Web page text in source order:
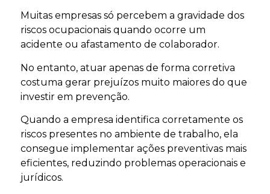
Muitas empresas só percebem a gravidade dos
riscos ocupacionais quando ocorre um
acidente ou afastamento de colaborador.
No entanto, atuar apenas de forma corretiva
costuma gerar prejuízos muito maiores do que
investir em prevenção.
Quando a empresa identifica corretamente os
riscos presentes no ambiente de trabalho, ela
consegue implementar ações preventivas mais
eficientes, reduzindo problemas operacionais e
jurídicos.